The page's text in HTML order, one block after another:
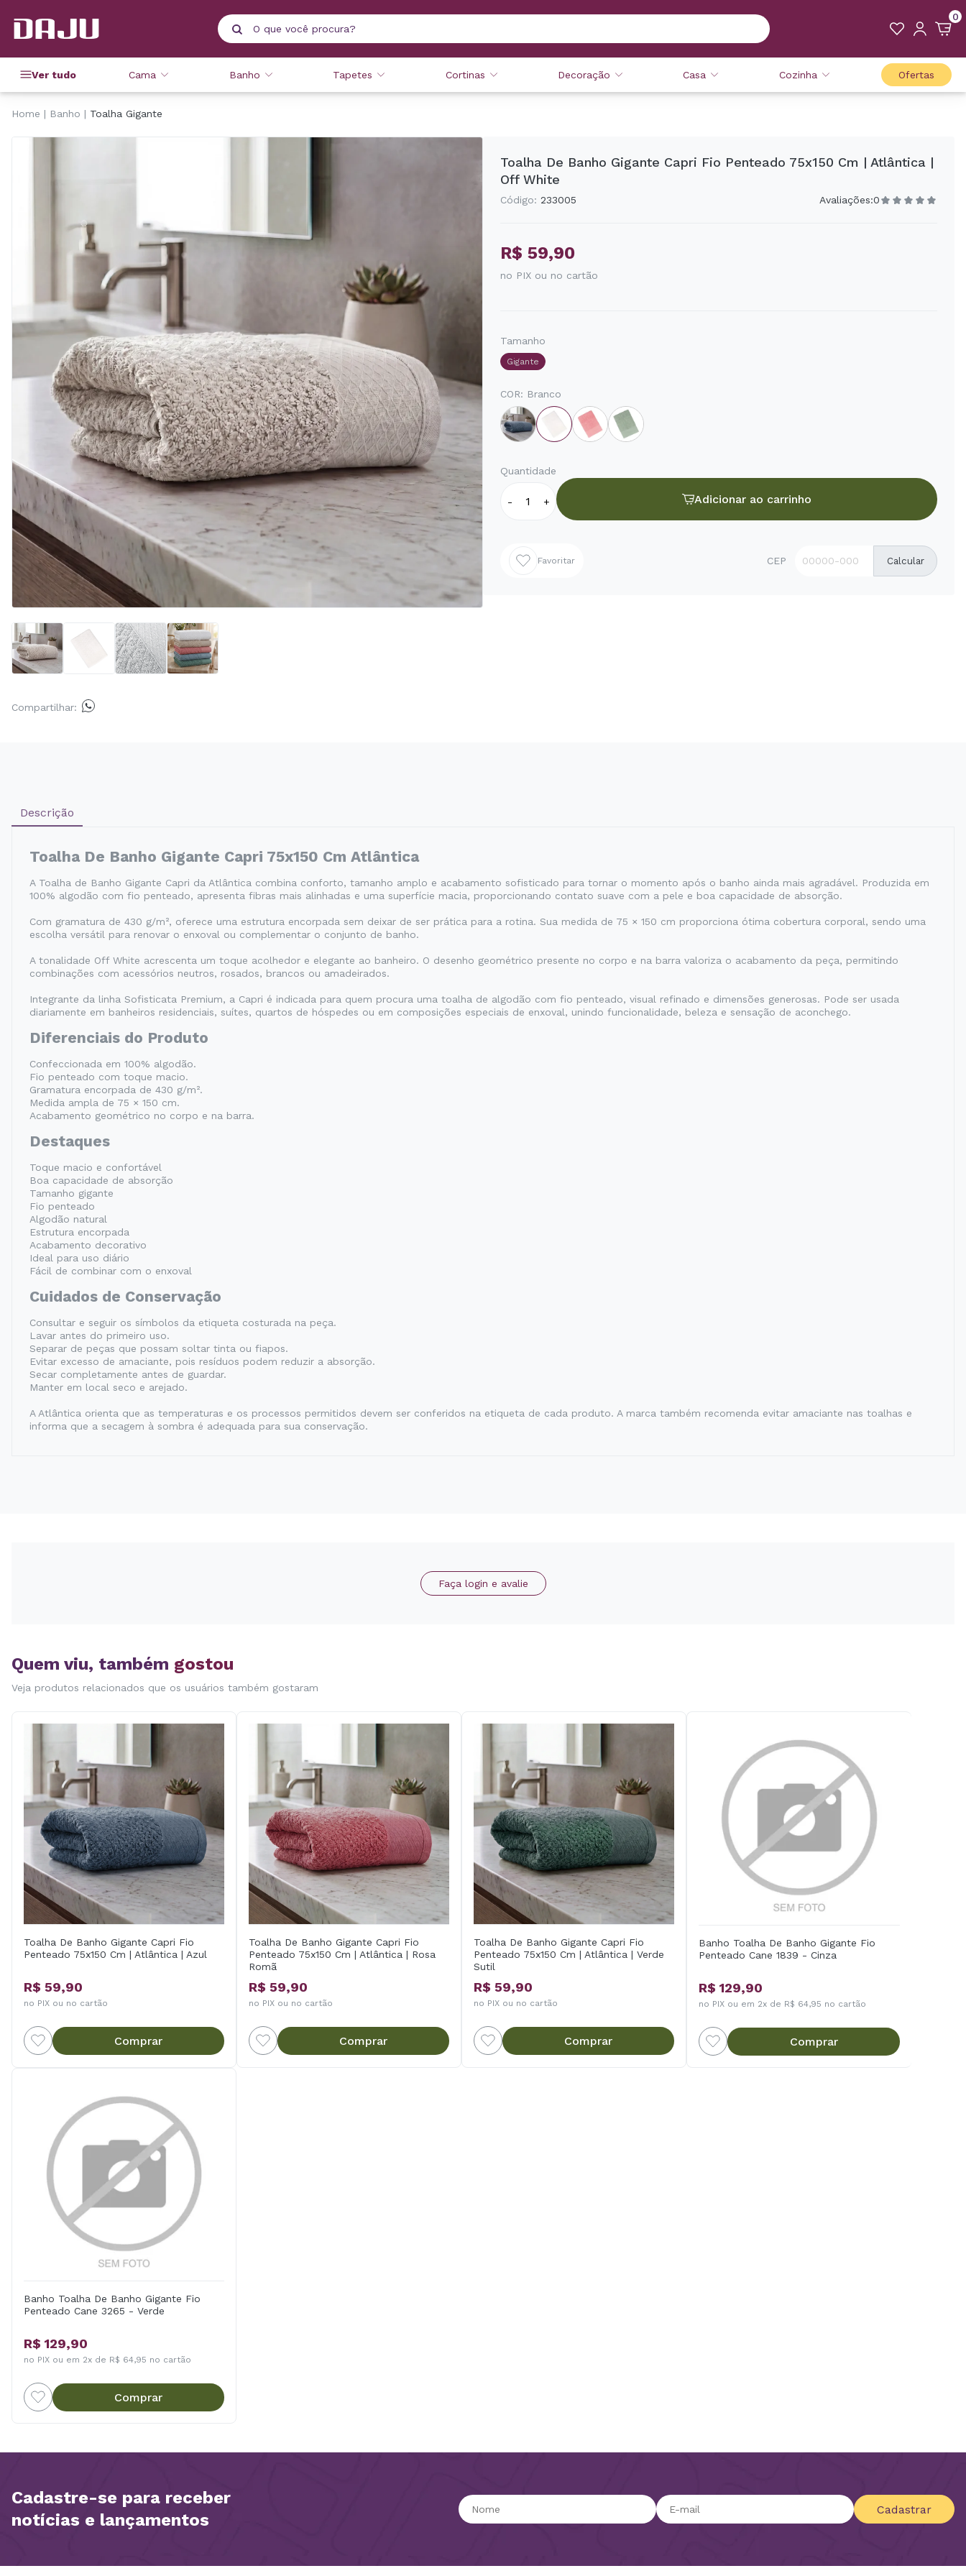
0
Ver tudo Cama Banho Tapetes Cortinas Decoração Casa Cozinha Ofertas
Home Banho Toalha Gigante
Compartilhar:
Toalha De Banho Gigante Capri Fio Penteado 75x150 Cm | Atlântica |
Off White
Código: 233005 Avaliações:0
R$ 59,90
no PIX ou no cartão
Tamanho
Gigante
COR: Branco
Quantidade
- + Adicionar ao carrinho
Favoritar CEP Calcular
Descrição
Toalha De Banho Gigante Capri 75x150 Cm Atlântica
A Toalha de Banho Gigante Capri da Atlântica combina conforto, tamanho amplo e acabamento sofisticado para tornar o momento após o banho ainda mais agradável. Produzida em
100% algodão com fio penteado, apresenta fibras mais alinhadas e uma superfície macia, proporcionando contato suave com a pele e boa capacidade de absorção.
Com gramatura de 430 g/m², oferece uma estrutura encorpada sem deixar de ser prática para a rotina. Sua medida de 75 × 150 cm proporciona ótima cobertura corporal, sendo uma
escolha versátil para renovar o enxoval ou complementar o conjunto de banho.
A tonalidade Off White acrescenta um toque acolhedor e elegante ao banheiro. O desenho geométrico presente no corpo e na barra valoriza o acabamento da peça, permitindo
combinações com acessórios neutros, rosados, brancos ou amadeirados.
Integrante da linha Sofisticata Premium, a Capri é indicada para quem procura uma toalha de algodão com fio penteado, visual refinado e dimensões generosas. Pode ser usada
diariamente em banheiros residenciais, suítes, quartos de hóspedes ou em composições especiais de enxoval, unindo funcionalidade, beleza e sensação de aconchego.
Diferenciais do Produto
Confeccionada em 100% algodão.
Fio penteado com toque macio.
Gramatura encorpada de 430 g/m².
Medida ampla de 75 × 150 cm.
Acabamento geométrico no corpo e na barra.
Destaques
Toque macio e confortável
Boa capacidade de absorção
Tamanho gigante
Fio penteado
Algodão natural
Estrutura encorpada
Acabamento decorativo
Ideal para uso diário
Fácil de combinar com o enxoval
Cuidados de Conservação
Consultar e seguir os símbolos da etiqueta costurada na peça.
Lavar antes do primeiro uso.
Separar de peças que possam soltar tinta ou fiapos.
Evitar excesso de amaciante, pois resíduos podem reduzir a absorção.
Secar completamente antes de guardar.
Manter em local seco e arejado.
A Atlântica orienta que as temperaturas e os processos permitidos devem ser conferidos na etiqueta de cada produto. A marca também recomenda evitar amaciante nas toalhas e
informa que a secagem à sombra é adequada para sua conservação.
Faça login e avalie
Quem viu, também gostou
Veja produtos relacionados que os usuários também gostaram
Toalha De Banho Gigante Capri Fio
Penteado 75x150 Cm | Atlântica | Azul
R$ 59,90
no PIX ou no cartão
Comprar
Toalha De Banho Gigante Capri Fio
Penteado 75x150 Cm | Atlântica | Rosa
Romã
R$ 59,90
no PIX ou no cartão
Comprar
Toalha De Banho Gigante Capri Fio
Penteado 75x150 Cm | Atlântica | Verde
Sutil
R$ 59,90
no PIX ou no cartão
Comprar
Banho Toalha De Banho Gigante Fio
Penteado Cane 1839 - Cinza
R$ 129,90
no PIX ou em 2x de R$ 64,95 no cartão
Comprar
Banho Toalha De Banho Gigante Fio
Penteado Cane 3265 - Verde
R$ 129,90
no PIX ou em 2x de R$ 64,95 no cartão
Comprar
Cadastre-se para receber
notícias e lançamentos
Cadastrar